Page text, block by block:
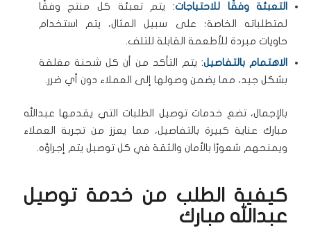
التعبئة وفقًا للاحتياجات: يتم تعبئة كل منتج وفقًا
لمتطلباته الخاصة؛ على سبيل المثال، يتم استخدام
حاويات مبردة للأطعمة القابلة للتلف.
الاهتمام بالتفاصيل: يتم التأكد من أن كل شحنة مغلقة
بشكل جيد، مما يضمن وصولها إلى العملاء دون أي ضرر.
بالإجمال، تضع خدمات توصيل الطلبات التي يقدمها عبدالله
مبارك عناية كبيرة بالتفاصيل، مما يعزز من تجربة العملاء
ويمنحهم شعورًا بالأمان والثقة في كل توصيل يتم إجراؤه.
كيفية الطلب من خدمة توصيل
عبدالله مبارك